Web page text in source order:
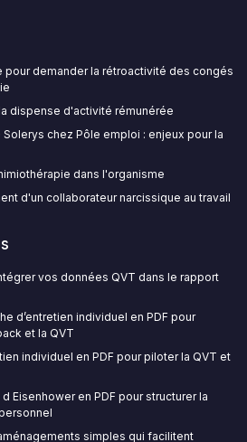
pour demander la rétroactivité des congés
dispense d'activité rémunérée
chez Pôle emploi : enjeux pour la
dans l'organisme
d'un collaborateur narcissique au travail
vos données QVT dans le rapport
d’entretien individuel en PDF pour
et la QVT
individuel en PDF pour piloter la QVT et
Eisenhower en PDF pour structurer la
simples qui facilitent